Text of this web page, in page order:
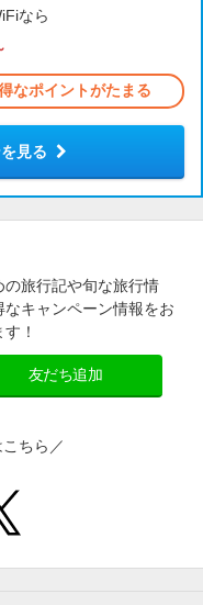
なら
なポイントがたまる
見る
の旅行記や旬な旅行情
なキャンペーン情報をお
！
友だち追加
ちら／